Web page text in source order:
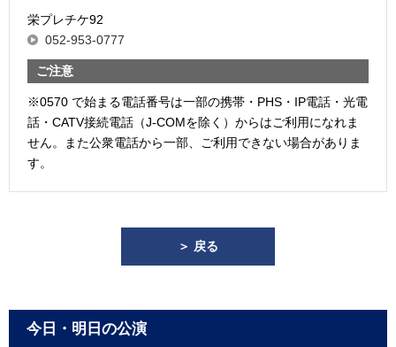
栄プレチケ92
052-953-0777
ご注意
※0570 で始まる電話番号は一部の携帯・PHS・IP電話・光電
話・CATV接続電話（J-COMを除く）からはご利用になれま
せん。また公衆電話から一部、ご利用できない場合がありま
す。
＞ 戻る
今日・明日の公演